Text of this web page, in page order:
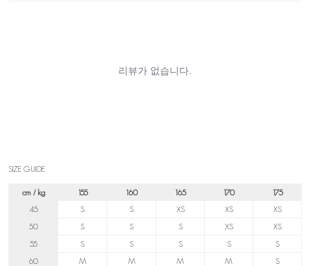
SIZE GUIDE
cm / kg 155 160 165 170
175
45
S S XS XS
XS
50
S S S XS
XS
55
S S S S
S
60
M M M M
S